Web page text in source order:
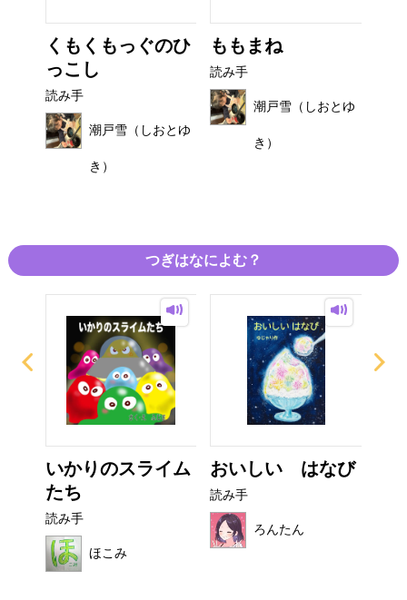
くもくもっぐのひ
っこし
読み手
潮戸雪（しおとゆ
き）
ももまね
読み手
潮戸雪（しおとゆ
き）
つぎはなによむ？
いかりのスライム
たち
読み手
ほこみ
おいしい はなび
読み手
ろんたん